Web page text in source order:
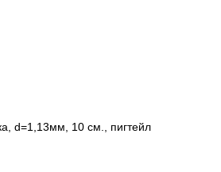
d=1,13мм, 10 см., пигтейл